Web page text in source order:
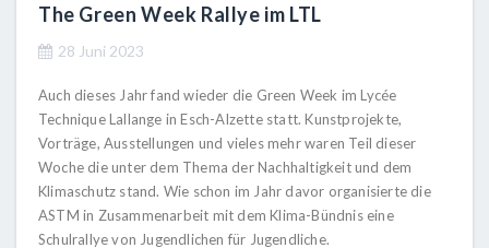
The Green Week Rallye im LTL
28 Juni 2023
Auch dieses Jahr fand wieder die Green Week im Lycée
Technique Lallange in Esch-Alzette statt. Kunstprojekte,
Vorträge, Ausstellungen und vieles mehr waren Teil dieser
Woche die unter dem Thema der Nachhaltigkeit und dem
Klimaschutz stand. Wie schon im Jahr davor organisierte die
ASTM in Zusammenarbeit mit dem Klima-Bündnis eine
Schulrallye von Jugendlichen für Jugendliche.